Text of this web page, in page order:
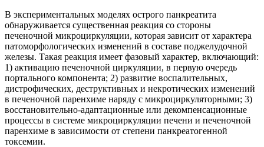
В экспериментальных моделях острого панкреатита
обнаруживается существенная реакция со стороны
печеночной микроциркуляции, которая зависит от характера
патоморфологических изменений в составе поджелудочной
железы. Такая реакция имеет фазовый характер, включающий:
1) активацию печеночной циркуляции, в первую очередь
портального компонента; 2) развитие воспалительных,
дистрофических, деструктивных и некротических изменений
в печеночной паренхиме наряду с микроциркуляторными; 3)
восстановительно-адаптационные или декомпенсационные
процессы в системе микроциркуляции печени и печеночной
паренхиме в зависимости от степени панкреатогенной
токсемии.